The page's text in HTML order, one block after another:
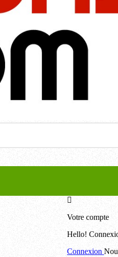
Votre compte
Hello!
Connexion